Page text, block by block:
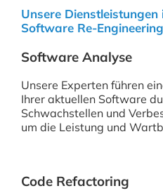
Unsere Dienstleistungen
Software Re-Engineering
Software Analyse
Unsere Experten führen
Ihrer aktuellen Software
Schwachstellen und
um die Leistung und
Code Refactoring